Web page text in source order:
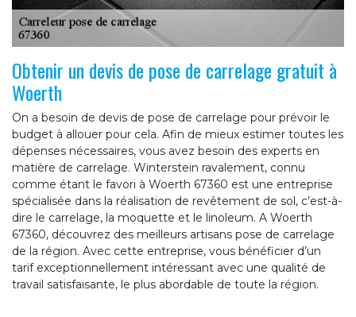
Obtenir un devis de pose de carrelage gratuit à
Woerth
On a besoin de devis de pose de carrelage pour prévoir le
budget à allouer pour cela. Afin de mieux estimer toutes les
dépenses nécessaires, vous avez besoin des experts en
matière de carrelage. Winterstein ravalement, connu
comme étant le favori à Woerth 67360 est une entreprise
spécialisée dans la réalisation de revêtement de sol, c’est-à-
dire le carrelage, la moquette et le linoleum. A Woerth
67360, découvrez des meilleurs artisans pose de carrelage
de la région. Avec cette entreprise, vous bénéficier d’un
tarif exceptionnellement intéressant avec une qualité de
travail satisfaisante, le plus abordable de toute la région.